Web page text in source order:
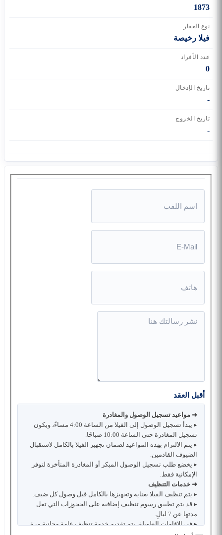
1873
نوع العقار
فيلا رخيصة
عدد الأفراد
0
تاريخ الإدخال
-
تاريخ الخروج
-
أقبل العقد
➜ مواعيد تسجيل الوصول والمغادرة
▸ يبدأ تسجيل الوصول إلى الفيلا من الساعة 4:00 مساءً، ويكون
تسجيل المغادرة حتى الساعة 10:00 صباحًا.
▸ يتم الالتزام بهذه المواعيد لضمان تجهيز الفيلا بالكامل لاستقبال
الضيوف القادمين.
▸ يخضع طلب تسجيل الوصول المبكر أو المغادرة المتأخرة لتوفر
الإمكانية فقط.
➜ خدمات التنظيف
▸ يتم تنظيف الفيلا بعناية وتجهيزها بالكامل قبل وصول كل ضيف.
▸ قد يتم تطبيق رسوم تنظيف إضافية على الحجوزات التي تقل
مدتها عن 7 ليالٍ.
▸ في الإقامات الطويلة، يتم تقديم خدمة تنظيف عامة مجانية مرة